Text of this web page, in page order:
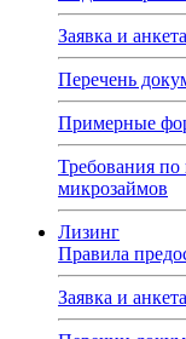
Заявка и
Перечень
Примерные
Требования
микрозаймов
Лизинг
Правила
Заявка и